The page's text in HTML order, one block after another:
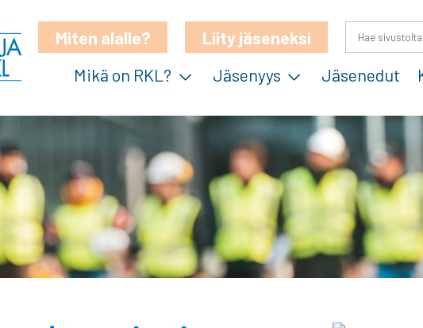
Miten alalle?
Liity jäseneksi
Mikä on RKL?
Jäsenyys Jäsenedut